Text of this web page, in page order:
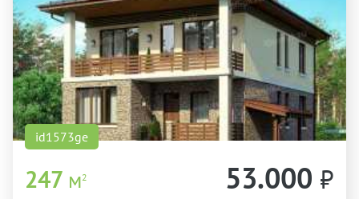
id1573ge
247 м2 53.000 ₽